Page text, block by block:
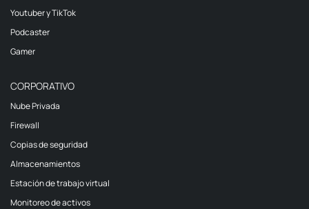
Youtuber y TikTok
Podcaster
Gamer
CORPORATIVO
Nube Privada
Firewall
Copias de seguridad
Almacenamientos
Estación de trabajo virtual
Monitoreo de activos